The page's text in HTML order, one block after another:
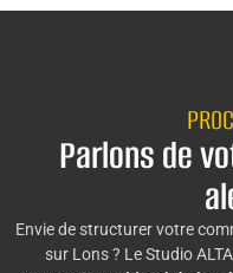
Parlons de
Envie de structurer votre
sur Lons ? Le Studio